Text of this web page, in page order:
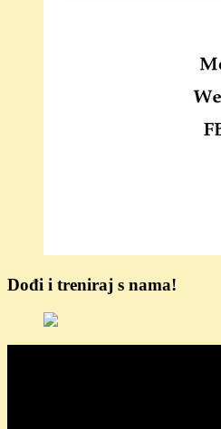
Dođi i treniraj s nama!